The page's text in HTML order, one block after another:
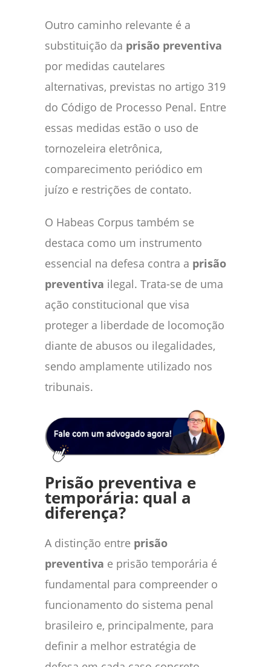
Outro caminho relevante é a
substituição da prisão preventiva
por medidas cautelares
alternativas, previstas no artigo 319
do Código de Processo Penal. Entre
essas medidas estão o uso de
tornozeleira eletrônica,
comparecimento periódico em
juízo e restrições de contato.
O Habeas Corpus também se
destaca como um instrumento
essencial na defesa contra a prisão
preventiva ilegal. Trata-se de uma
ação constitucional que visa
proteger a liberdade de locomoção
diante de abusos ou ilegalidades,
sendo amplamente utilizado nos
tribunais.
Prisão preventiva e
temporária: qual a
diferença?
A distinção entre prisão
preventiva e prisão temporária é
fundamental para compreender o
funcionamento do sistema penal
brasileiro e, principalmente, para
definir a melhor estratégia de